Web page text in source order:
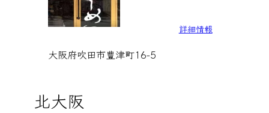
詳細情報
大阪府吹田市豊津町16-5
北大阪